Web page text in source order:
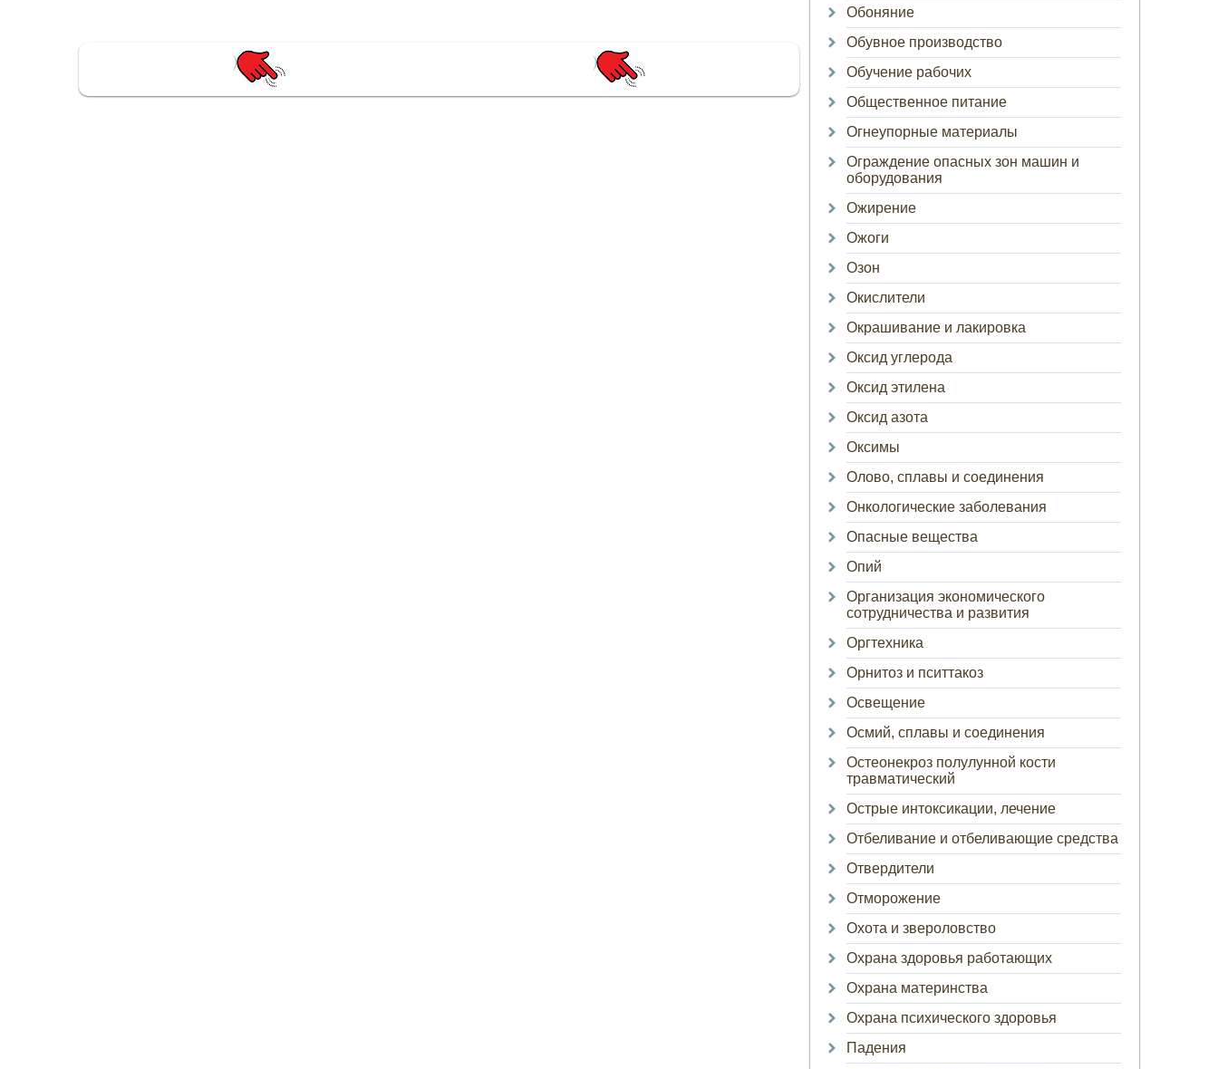
Обоняние
Обувное производство
Обучение рабочих
Общественное питание
Огнеупорные материалы
Ограждение опасных зон машин и
оборудования
Ожирение
Ожоги
Озон
Окислители
Окрашивание и лакировка
Оксид углерода
Оксид этилена
Оксид азота
Оксимы
Олово, сплавы и соединения
Онкологические заболевания
Опасные вещества
Опий
Организация экономического
сотрудничества и развития
Оргтехника
Орнитоз и пситтакоз
Освещение
Осмий, сплавы и соединения
Остеонекроз полулунной кости
травматический
Острые интоксикации, лечение
Отбеливание и отбеливающие средства
Отвердители
Отморожение
Охота и звероловство
Охрана здоровья работающих
Охрана материнства
Охрана психического здоровья
Падения